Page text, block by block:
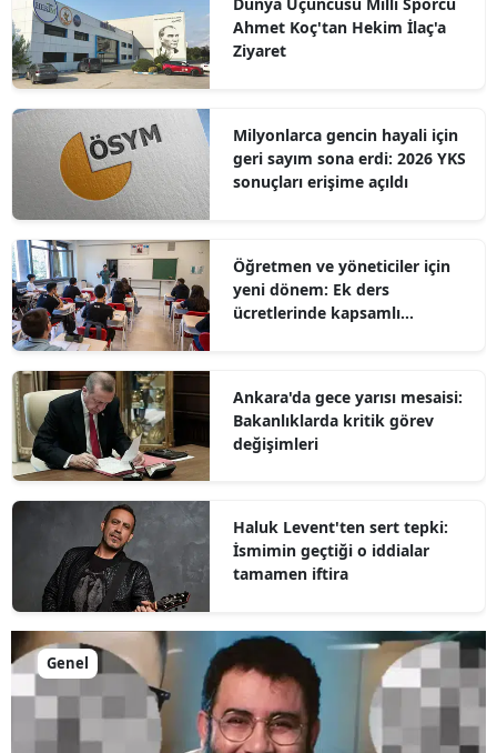
Ahmet Koç'tan Hekim İlaç'a
Ziyaret
Milyonlarca gencin hayali için
geri sayım sona erdi: 2026 YKS
sonuçları erişime açıldı
Öğretmen ve yöneticiler için
yeni dönem: Ek ders
ücretlerinde kapsamlı
Ankara'da gece yarısı mesaisi:
Bakanlıklarda kritik görev
değişimleri
Haluk Levent'ten sert tepki:
İsmimin geçtiği o iddialar
tamamen iftira
Genel